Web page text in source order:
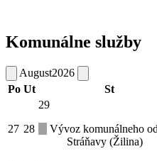
Komunálne služby
August2026
Po Ut St
27 28
29
Vývoz komunálneho
Stráňavy (Žilina)